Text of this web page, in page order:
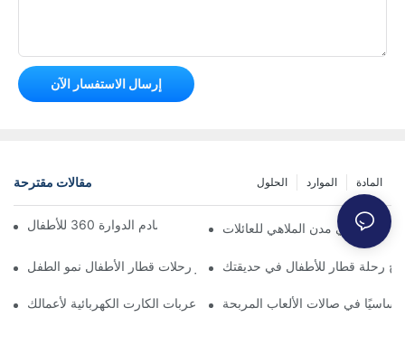
إرسال الاستفسار الآن
مقالات مقترحة المادة الموارد الحلول
الدليل الشامل لسيارات التصادم الدوارة 360 للأطفالالقطار في مدن الملاهي للعائلات
كيف تُعزز رحلات قطار الأطفال نمو الطفلرحلة قطار للأطفال في حديقتك
صيانة منخفضة مقابل متعة عالية: اختيار عربات الكارت الكهربائية لأعمالك
أساسيًا في صالات الألعاب المربحة